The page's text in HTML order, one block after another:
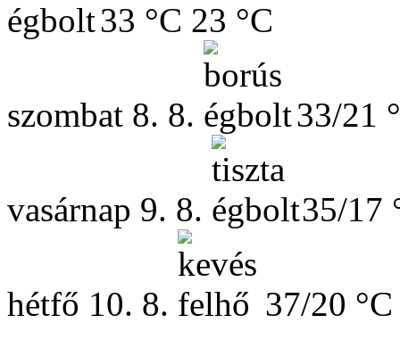
33 °C 23 °C
szombat 8. 8. 33/21
vasárnap 9. 8. 35/17
hétfő 10. 8. 37/20 °C